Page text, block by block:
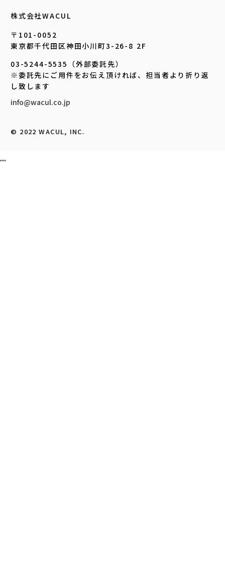
株式会社WACUL
〒101-0052
東京都千代田区神田小川町3-26-8 2F
03-5244-5535（外部委託先）
※委託先にご用件をお伝え頂ければ、担当者より折り返
し致します
info@wacul.co.jp
©︎ 2022 WACUL, INC.
""